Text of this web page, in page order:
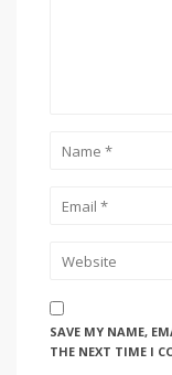
SAVE MY NAME,
THE NEXT TIME I